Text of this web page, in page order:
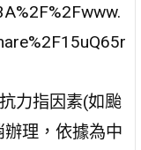
力指因素(如颱
理，依據為中